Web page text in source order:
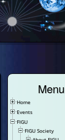
Menu
Home
Events
FIGU
FIGU Society